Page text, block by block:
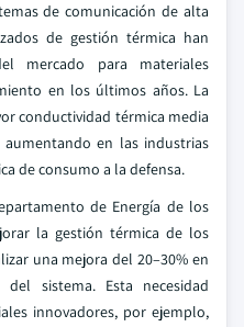
de comunicación de alta
de gestión térmica han
mercado para materiales
en los últimos años. La
conductividad térmica media
en las industrias
de consumo a la defensa.
de Energía de los
la gestión térmica de los
una mejora del 20–30% en
sistema. Esta necesidad
innovadores, por ejemplo,